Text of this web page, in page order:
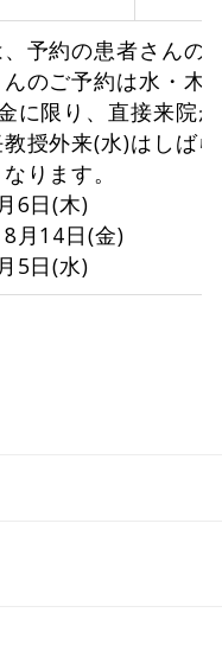
予約の患者さんの
のご予約は水・木
限り、直接来院
授外来(水)はしばら
ります。
6日(木)
月14日(金)
5日(水)